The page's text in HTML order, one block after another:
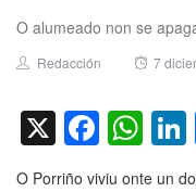
O alumeado non se
Author
Redacción
Posted
7
X
O Porriño viviu onte un